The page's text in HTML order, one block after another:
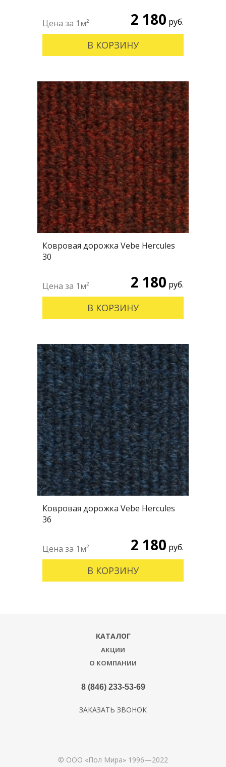
2 180 руб.
В КОРЗИНУ
Ковровая дорожка Vebe Hercules
30
2 180 руб.
В КОРЗИНУ
Ковровая дорожка Vebe Hercules
36
2 180 руб.
В КОРЗИНУ
КАТАЛОГ
АКЦИИ
О КОМПАНИИ
8 (846) 233-53-69
ЗАКАЗАТЬ ЗВОНОК
© ООО «Пол Мира» 1996—2022